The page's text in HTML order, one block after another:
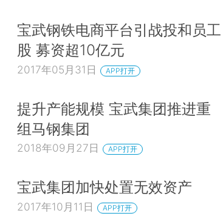
宝武钢铁电商平台引战投和员工
股 募资超10亿元
2017年05月31日 APP打开
提升产能规模 宝武集团推进重
组马钢集团
2018年09月27日 APP打开
宝武集团加快处置无效资产
2017年10月11日 APP打开